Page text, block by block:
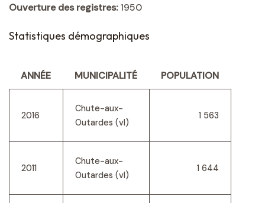
Ouverture des registres:1950
Statistiques démographiques
ANNÉE MUNICIPALITÉ POPULATION
2016
Chute-aux-
Outardes (vl)
1 563
2011
Chute-aux-
Outardes (vl)
1 644